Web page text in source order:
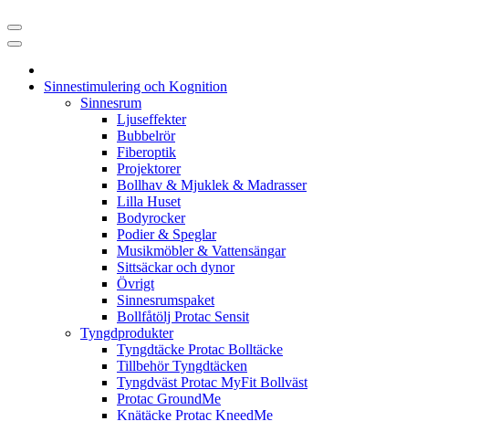
Sinnestimulering och Kognition
Sinnesrum
Ljuseffekter
Bubbelrör
Fiberoptik
Projektorer
Bollhav & Mjuklek & Madrasser
Lilla Huset
Bodyrocker
Podier & Speglar
Musikmöbler & Vattensängar
Sittsäckar och dynor
Övrigt
Sinnesrumspaket
Bollfåtölj Protac Sensit
Tyngdprodukter
Tyngdtäcke Protac Bolltäcke
Tillbehör Tyngdtäcken
Tyngdväst Protac MyFit Bollväst
Protac GroundMe
Knätäcke Protac KneedMe